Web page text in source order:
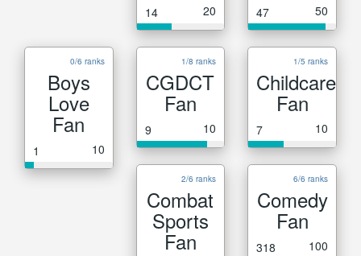
14 20 47 50
0/6 ranks
Boys
Love
Fan
1 10
1/8 ranks
CGDCT
Fan
9 10
1/5 ranks
Childcare
Fan
7 10
2/6 ranks
Combat
Sports
Fan
6/6 ranks
Comedy
Fan
318 100